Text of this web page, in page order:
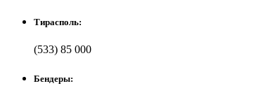
Тирасполь:
(533) 85 000
Бендеры: